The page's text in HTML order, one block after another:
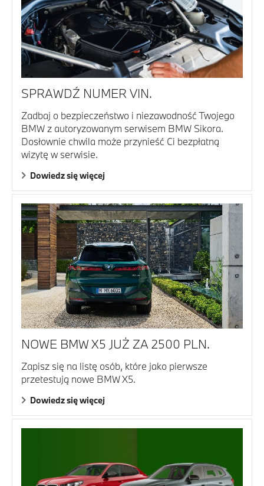
SPRAWDŹ NUMER VIN.
Zadbaj o bezpieczeństwo i niezawodność Twojego
BMW z autoryzowanym serwisem BMW Sikora.
Dosłownie chwila może przynieść Ci bezpłatną
wizytę w serwisie.
Dowiedz się więcej
NOWE BMW X5 JUŻ ZA 2500 PLN.
Zapisz się na listę osób, które jako pierwsze
przetestują nowe BMW X5.
Dowiedz się więcej